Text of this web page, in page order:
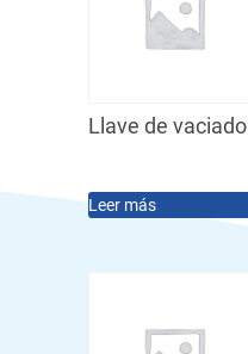
Llave de vaciado
Leer más